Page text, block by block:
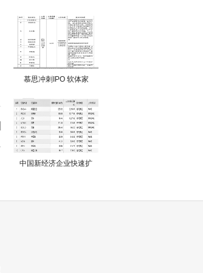
慕思冲刺IPO 软体家
中国新经济企业快速扩